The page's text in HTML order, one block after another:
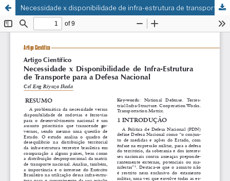
Necessidade x disponibilidade de infra-estrutura de transporte para a defesa nacional